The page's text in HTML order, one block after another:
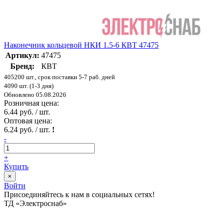
Наконечник кольцевой НКИ 1.5-6 КВТ 47475
Артикул: 47475
Бренд:
КВТ
405200 шт., срок поставки 5-7 раб. дней
4090 шт. (1-3 дня)
Обновлено 05.08.2026
Розничная цена:
6.44 руб. / шт.
Оптовая цена:
6.24 руб. / шт. !
-
+
Купить
×
Войти
Присоединяйтесь к нам в социальных сетях!
ТД «Электроснаб»